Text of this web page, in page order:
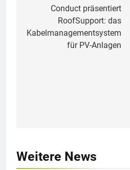
Conduct präsentiert
RoofSupport: das
Kabelmanagementsystem
für PV-Anlagen
Weitere News